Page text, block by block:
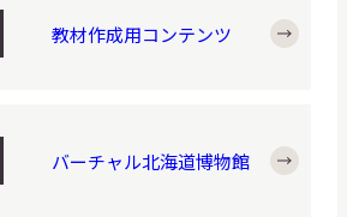
教材作成用コンテンツ
バーチャル北海道博物館